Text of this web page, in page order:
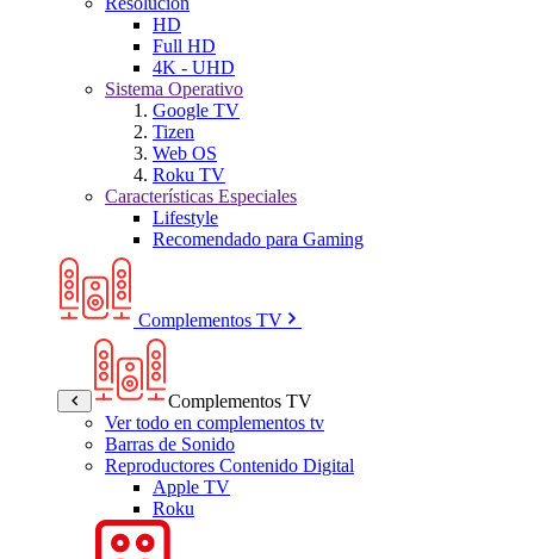
HD
Full HD
4K - UHD
Sistema Operativo
Google TV
Tizen
Web OS
Roku TV
Características Especiales
Lifestyle
Recomendado para Gaming
Complementos TV
Complementos TV
Ver todo en complementos tv
Barras de Sonido
Reproductores Contenido Digital
Apple TV
Roku